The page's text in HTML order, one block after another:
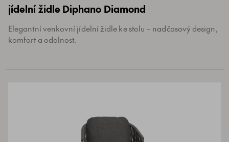
jídelní židle Diphano Diamond
Elegantní venkovní jídelní židle ke stolu – nadčasový design,
komfort a odolnost.